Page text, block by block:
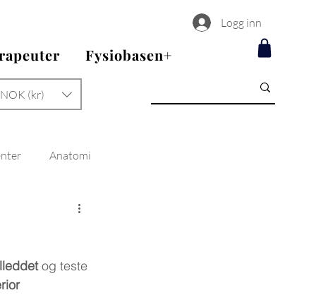
NOK (kr)
Logg inn
Fysiobasen+
Anatomi
og teste